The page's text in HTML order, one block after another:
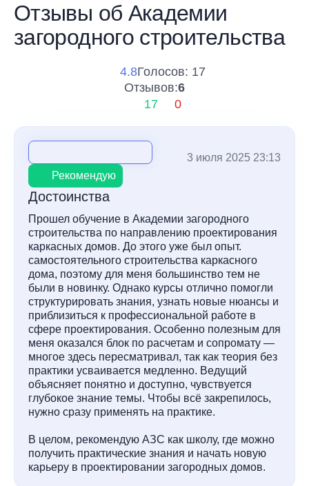
Отзывы об Академии
загородного строительства
4.8Голосов: 17
Отзывов:6
17
0
3 июля 2025 23:13
Рекомендую
Достоинства
Прошел обучение в Академии загородного
строительства по направлению проектирования
каркасных домов. До этого уже был опыт.
самостоятельного строительства каркасного
дома, поэтому для меня большинство тем не
были в новинку. Однако курсы отлично помогли
структурировать знания, узнать новые нюансы и
приблизиться к профессиональной работе в
сфере проектирования. Особенно полезным для
меня оказался блок по расчетам и сопромату —
многое здесь пересматривал, так как теория без
практики усваивается медленно. Ведущий
объясняет понятно и доступно, чувствуется
глубокое знание темы. Чтобы всё закрепилось,
нужно сразу применять на практике.
В целом, рекомендую АЗС как школу, где можно
получить практические знания и начать новую
карьеру в проектировании загородных домов.